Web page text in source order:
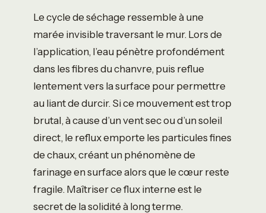
Le cycle de séchage ressemble à une
marée invisible traversant le mur. Lors de
l’application, l’eau pénètre profondément
dans les fibres du chanvre, puis reflue
lentement vers la surface pour permettre
au liant de durcir. Si ce mouvement est trop
brutal, à cause d’un vent sec ou d’un soleil
direct, le reflux emporte les particules fines
de chaux, créant un phénomène de
farinage en surface alors que le cœur reste
fragile. Maîtriser ce flux interne est le
secret de la solidité à long terme.